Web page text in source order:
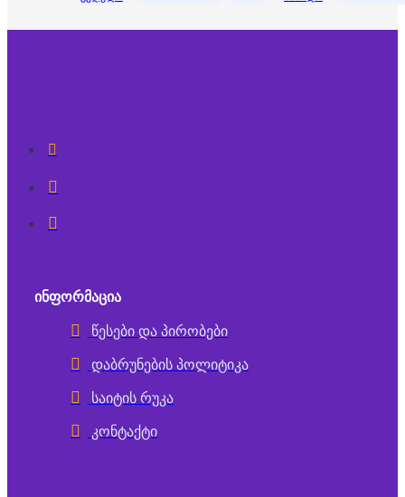
ᲘᲜᲤᲝᲠᲛᲐᲪᲘᲐ
წესები და პირობები
დაბრუნების პოლიტიკა
საიტის რუკა
კონტაქტი